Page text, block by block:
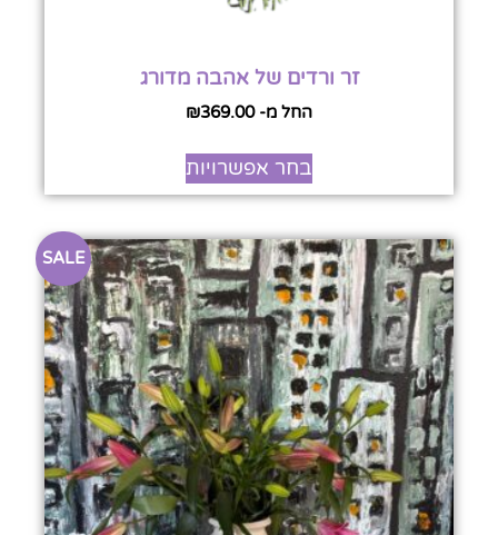
זר ורדים של אהבה מדורג
החל מ- ₪369.00
בחר אפשרויות
SALE